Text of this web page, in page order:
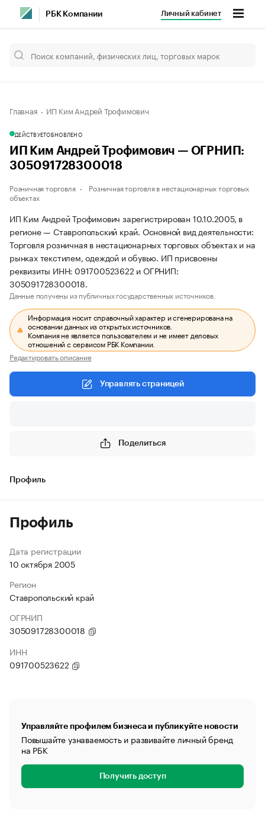
РБК Компании Личный кабинет
Главная ИП Ким Андрей Трофимович
ДЕЙСТВУЕТОБНОВЛЕНО
ИП Ким Андрей Трофимович — ОГРНИП:
305091728300018
Розничная торговля
Розничная торговля в нестационарных торговых
объектах
ИП Ким Андрей Трофимович зарегистрирован 10.10.2005, в
регионе — Ставропольский край. Основной вид деятельности:
Торговля розничная в нестационарных торговых объектах и на
рынках текстилем, одеждой и обувью. ИП присвоены
реквизиты ИНН: 091700523622 и ОГРНИП:
305091728300018.
Данные получены из публичных государственных источников.
Информация носит справочный характер и сгенерирована на
основании данных из открытых источников.
Компания не является пользователем и не имеет деловых
отношений с сервисом РБК Компании.
Редактировать описание
Управлять страницей
Поделиться
Профиль
Профиль
Дата регистрации
10 октября 2005
Регион
Ставропольский край
ОГРНИП
305091728300018
ИНН
091700523622
Управляйте профилем бизнеса и публикуйте новости
Повышайте узнаваемость и развивайте личный бренд
на РБК
Получить доступ